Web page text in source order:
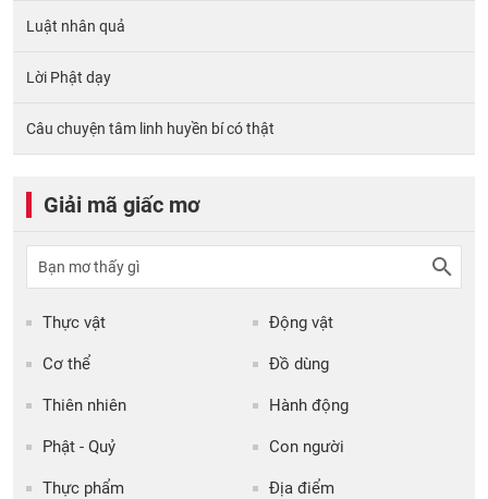
Luật nhân quả
Lời Phật dạy
Câu chuyện tâm linh huyền bí có thật
Giải mã giấc mơ
Thực vật Động vật
Cơ thể Đồ dùng
Thiên nhiên Hành động
Phật - Quỷ Con người
Thực phẩm Địa điểm